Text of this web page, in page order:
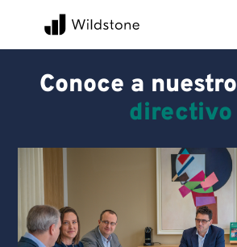
Conoce a nuestro
directivo